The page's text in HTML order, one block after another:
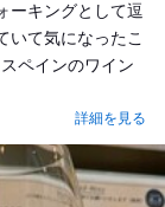
ーキングとして逗
いて気になったこ
ペインのワイン
詳細を見る